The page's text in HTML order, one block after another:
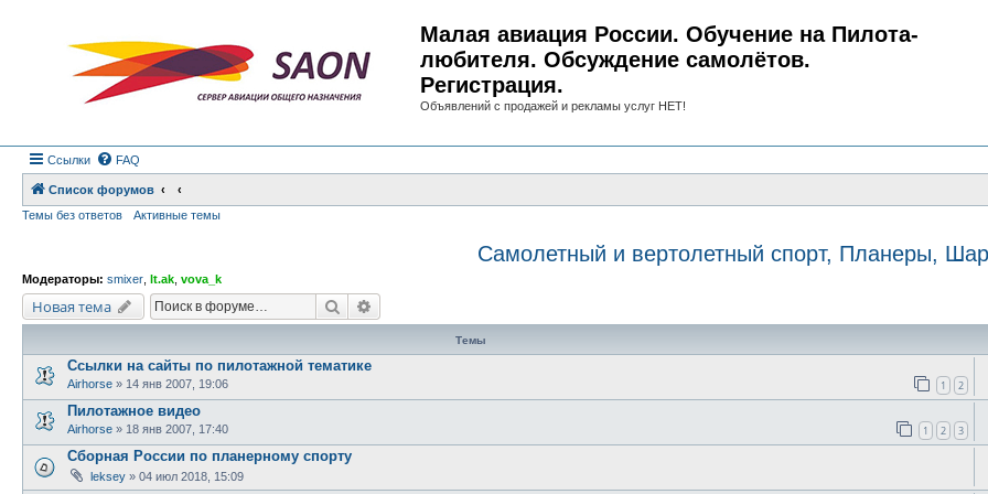
Малая авиация России. Обучение на Пилота-
любителя. Обсуждение самолётов.
Регистрация.
Объявлений с продажей и рекламы услуг НЕТ!
Ссылки FAQ
Список форумов
Темы без ответов
Активные темы
Самолетный и вертолетный спорт, Планеры,
Модераторы: smixer lt.ak vova_k
Новая тема Поиск
Темы
Ссылки на сайты по пилотажной тематике
Airhorse » 14 янв 2007, 19:06 1 2
Пилотажное видео
Airhorse » 18 янв 2007, 17:40 1 2 3
Сборная России по планерному спорту
leksey » 04 июл 2018, 15:09